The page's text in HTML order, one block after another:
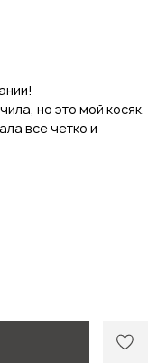
но это мой косяк.
все четко и